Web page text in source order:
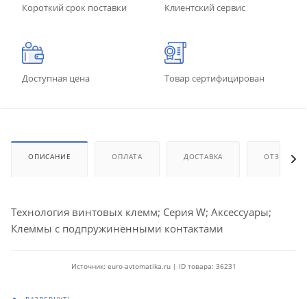
Короткий срок поставки Клиентский сервис
Доступная цена Товар сертифицирован
ОПИСАНИЕ ОПЛАТА ДОСТАВКА ОТЗЫВЫ
Технология винтовых клемм; Серия W; Аксессуары;
Клеммы с подпружиненными контактами
Источник: euro-avtomatika.ru | ID товара: 36231